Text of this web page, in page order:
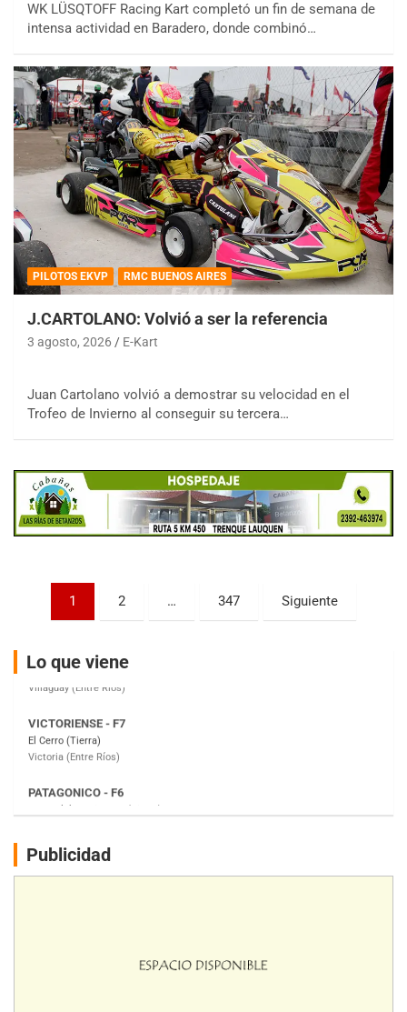
WK LÜSQTOFF Racing Kart completó un fin de semana de
intensa actividad en Baradero, donde combinó…
PILOTOS EKVP RMC BUENOS AIRES
J.CARTOLANO: Volvió a ser la referencia
3 agosto, 2026 E-Kart
Juan Cartolano volvió a demostrar su velocidad en el
Trofeo de Invierno al conseguir su tercera…
Paginación
entradas
1 2 … 347 Siguiente
Lo que viene
08/09-AGO
KDO - F6
Ciudad de Trenque Lauquen (Asfalto)
Trenque Lauquen (Buenos Aires)
Villaguay (Entre Ríos)
El Cerro (Tierra)
Victoria (Entre Ríos)
Moto Club Reginense (Tierra)
Gral. E. Godoy (Río Negro)
Juventud Unida (Tierra)
Humboldt (Santa Fe)
NORESTE SANTAFESINO - F6
Ciudad de Avellaneda (Asfalto)
Publicidad